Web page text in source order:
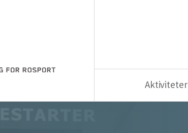
Aktiviteter